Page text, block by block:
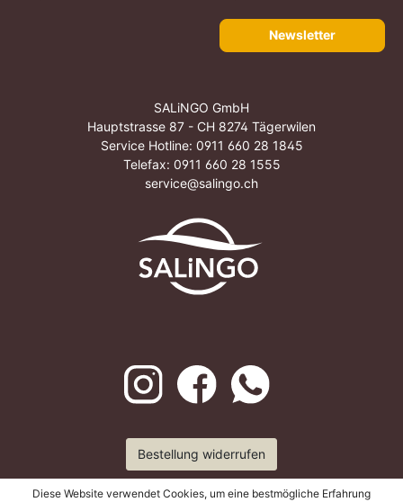
Newsletter
SALiNGO GmbH
Hauptstrasse 87 - CH 8274 Tägerwilen
Service Hotline: 0911 660 28 1845
Telefax: 0911 660 28 1555
service@salingo.ch
Bestellung widerrufen
Diese Website verwendet Cookies, um eine bestmögliche Erfahrung